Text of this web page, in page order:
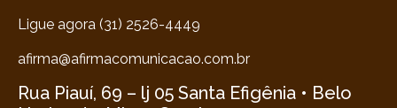
Ligue agora (31) 2526-4449
afirma@afirmacomunicacao.com.br
Rua Piauí, 69 – lj 05 Santa Efigênia • Belo